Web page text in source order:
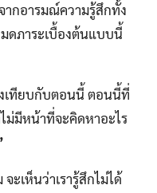
ากอารมณ์ความรู้สึกทั้ง
ดภาระเบื้องต้นแบบนี้
งเทียบกับตอนนี้ ตอนนี้ที่
ไม่มีหน้าที่จะคิดหาอะไร
ะเห็นว่าเรารู้สึกไม่ได้